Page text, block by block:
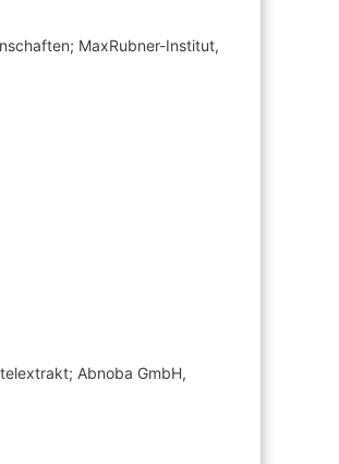
MaxRubner-Institut,
Abnoba GmbH,